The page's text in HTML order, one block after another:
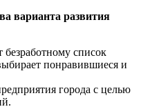
варианта развития
список
понравившиеся и
города с целью